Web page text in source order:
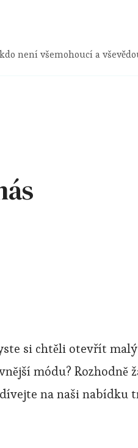
není všemohoucí a
si chtěli otevřít
módu? Rozhodně
na naši nabídku